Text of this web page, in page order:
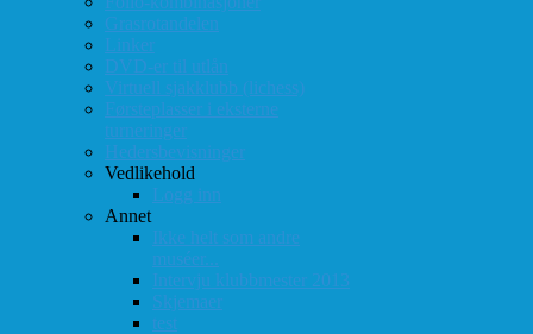
Grasrotandelen
Linker
DVD-er til utlån
Virtuell sjakklubb (lichess)
Førsteplasser i eksterne
turneringer
Hedersbevisninger
Vedlikehold
Logg inn
Annet
Ikke helt som andre
muséer...
Intervju klubbmester 2013
Skjemaer
test